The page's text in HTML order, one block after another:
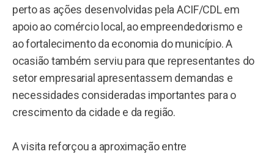
perto as ações desenvolvidas pela ACIF/CDL em
apoio ao comércio local, ao empreendedorismo e
ao fortalecimento da economia do município. A
ocasião também serviu para que representantes do
setor empresarial apresentassem demandas e
necessidades consideradas importantes para o
crescimento da cidade e da região.
A visita reforçou a aproximação entre